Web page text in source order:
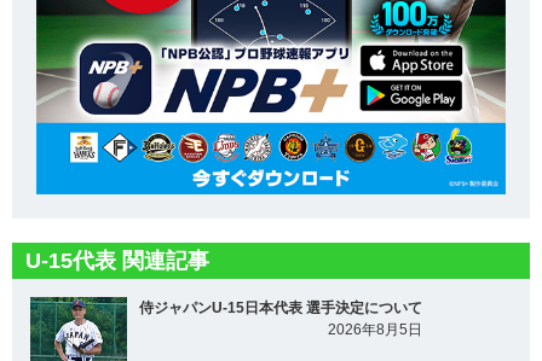
U-15代表 関連記事
侍ジャパンU-15日本代表 選手決定について
2026年8月5日